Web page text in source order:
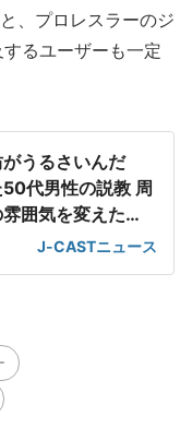
、プロレスラーのジ
るユーザーも一定
うるさいんだ
代男性の説教 周
囲気を変えた
J-CASTニュース